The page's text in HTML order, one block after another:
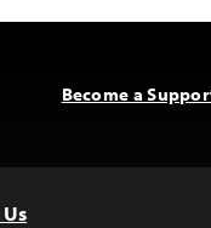
Become a